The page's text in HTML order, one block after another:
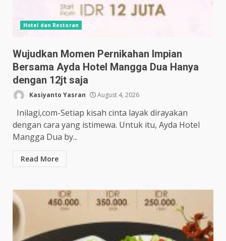
Hotel dan Restoran
Wujudkan Momen Pernikahan Impian
Bersama Ayda Hotel Mangga Dua Hanya
dengan 12jt saja
Kasiyanto Yasran August 4, 2026
Inilagi,com-Setiap kisah cinta layak dirayakan
dengan cara yang istimewa. Untuk itu, Ayda Hotel
Mangga Dua by...
Read More